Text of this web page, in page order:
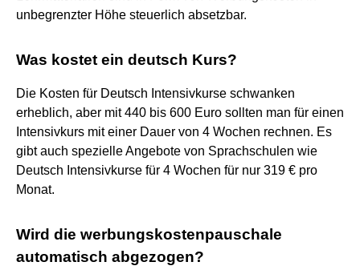
unbegrenzter Höhe steuerlich absetzbar.
Was kostet ein deutsch Kurs?
Die Kosten für Deutsch Intensivkurse schwanken
erheblich, aber mit 440 bis 600 Euro sollten man für einen
Intensivkurs mit einer Dauer von 4 Wochen rechnen. Es
gibt auch spezielle Angebote von Sprachschulen wie
Deutsch Intensivkurse für 4 Wochen für nur 319 € pro
Monat.
Wird die werbungskostenpauschale
automatisch abgezogen?